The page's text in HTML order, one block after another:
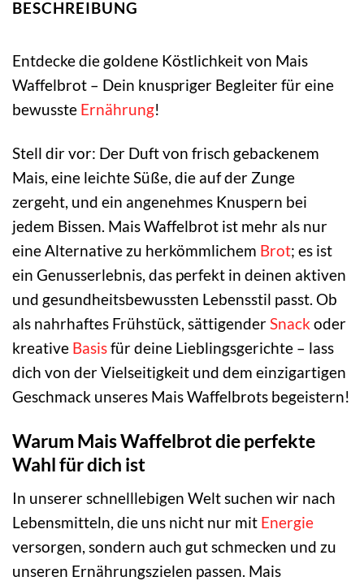
BESCHREIBUNG
Entdecke die goldene Köstlichkeit von Mais
Waffelbrot – Dein knuspriger Begleiter für eine
bewusste Ernährung!
Stell dir vor: Der Duft von frisch gebackenem
Mais, eine leichte Süße, die auf der Zunge
zergeht, und ein angenehmes Knuspern bei
jedem Bissen. Mais Waffelbrot ist mehr als nur
eine Alternative zu herkömmlichem Brot; es ist
ein Genusserlebnis, das perfekt in deinen aktiven
und gesundheitsbewussten Lebensstil passt. Ob
als nahrhaftes Frühstück, sättigenderSnack oder
kreative Basisfür deine Lieblingsgerichte – lass
dich von der Vielseitigkeit und dem einzigartigen
Geschmack unseres Mais Waffelbrots begeistern!
Warum Mais Waffelbrot die perfekte
Wahl für dich ist
In unserer schnelllebigen Welt suchen wir nach
Lebensmitteln, die uns nicht nur mit Energie
versorgen, sondern auch gut schmecken und zu
unseren Ernährungszielen passen. Mais